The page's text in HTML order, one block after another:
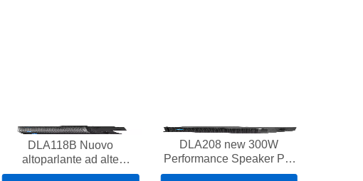
DLA118B Nuovo
altoparlante ad alte
prestazioni da 600 W Per
DLA208 new 300W
Performance Speaker Per
sale riunioni